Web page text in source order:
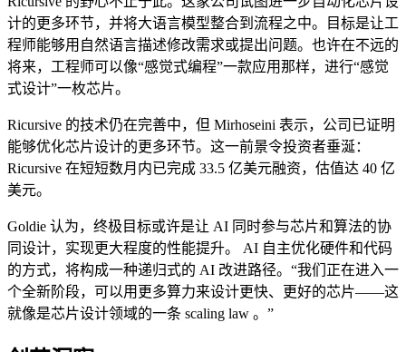
计的更多环节，并将大语言模型整合到流程之中。目标是让工
程师能够用自然语言描述修改需求或提出问题。也许在不远的
将来，工程师可以像“感觉式编程”一款应用那样，进行“感觉
式设计”一枚芯片。
Ricursive 的技术仍在完善中，但 Mirhoseini 表示，公司已证明
能够优化芯片设计的更多环节。这一前景令投资者垂涎：
Ricursive 在短短数月内已完成 33.5 亿美元融资，估值达 40 亿
美元。
Goldie 认为，终极目标或许是让 AI 同时参与芯片和算法的协
同设计，实现更大程度的性能提升。 AI 自主优化硬件和代码
的方式，将构成一种递归式的 AI 改进路径。“我们正在进入一
个全新阶段，可以用更多算力来设计更快、更好的芯片——这
就像是芯片设计领域的一条 scaling law 。”